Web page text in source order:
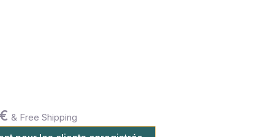
€ & Free Shipping